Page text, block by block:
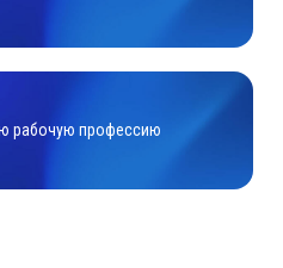
рабочую профессию